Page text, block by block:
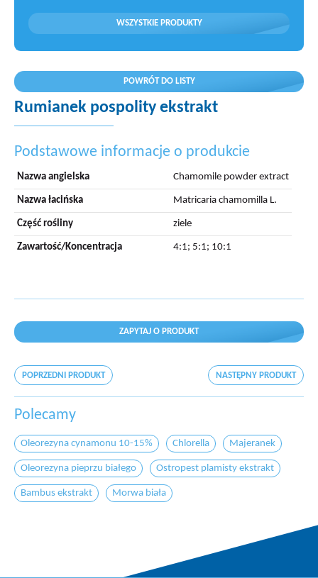
WSZYSTKIE PRODUKTY
POWRÓT DO LISTY
Rumianek pospolity ekstrakt
Podstawowe informacje o produkcie
Nazwa angielska Chamomile powder extract
Nazwa łacińska Matricaria chamomilla L.
Część rośliny ziele
Zawartość/Koncentracja 4:1; 5:1; 10:1
ZAPYTAJ O PRODUKT
POPRZEDNI PRODUKT NASTĘPNY PRODUKT
Polecamy
Oleorezyna cynamonu 10-15% Chlorella Majeranek
Oleorezyna pieprzu białego Ostropest plamisty ekstrakt
Bambus ekstrakt Morwa biała